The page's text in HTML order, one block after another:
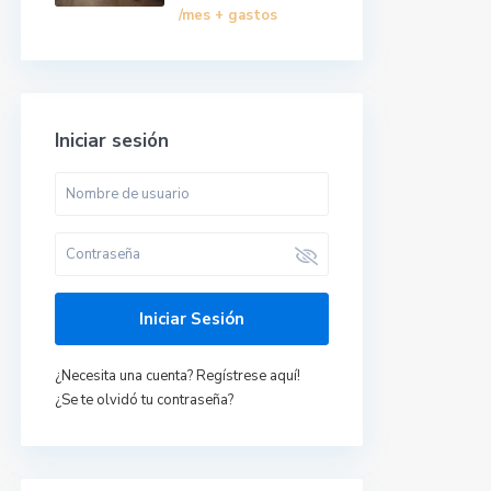
/mes + gastos
Iniciar sesión
Iniciar Sesión
¿Necesita una cuenta? Regístrese aquí!
¿Se te olvidó tu contraseña?
Últimas propiedades
Ático Al Andalus en
Vera, Almería.
620278940 Ana